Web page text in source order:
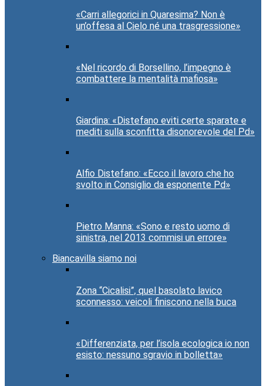
«Carri allegorici in Quaresima? Non è
un’offesa al Cielo né una trasgressione»
«Nel ricordo di Borsellino, l’impegno è
combattere la mentalità mafiosa»
Giardina: «Distefano eviti certe sparate e
mediti sulla sconfitta disonorevole del Pd»
Alfio Distefano: «Ecco il lavoro che ho
svolto in Consiglio da esponente Pd»
Pietro Manna: «Sono e resto uomo di
sinistra, nel 2013 commisi un errore»
Biancavilla siamo noi
Zona “Cicalisi”, quel basolato lavico
sconnesso: veicoli finiscono nella buca
«Differenziata, per l’isola ecologica io non
esisto: nessuno sgravio in bolletta»